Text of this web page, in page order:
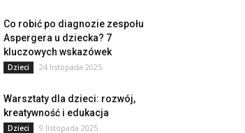
Co robić po diagnozie zespołu
Aspergera u dziecka? 7
kluczowych wskazówek
Dzieci 24 listopada 2025
Warsztaty dla dzieci: rozwój,
kreatywność i edukacja
Dzieci 9 listopada 2025